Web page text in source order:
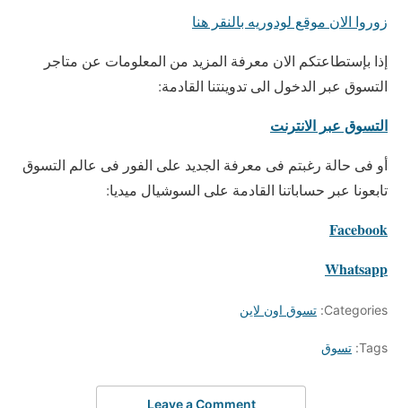
زوروا الان موقع لودوريه بالنقر هنا
إذا بإستطاعتكم الان معرفة المزيد من المعلومات عن متاجر
التسوق عبر الدخول الى تدوينتنا القادمة:
التسوق عبر الانترنت
أو فى حالة رغبتم فى معرفة الجديد على الفور فى عالم التسوق
تابعونا عبر حساباتنا القادمة على السوشيال ميديا:
Facebook
Whatsapp
Categories: تسوق اون لاين
Tags: تسوق
Leave a Comment